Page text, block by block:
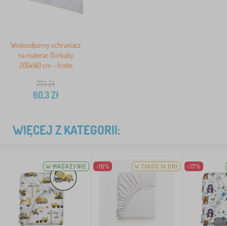
Wodoodporny ochraniacz
na materac Ourbaby
200x140 cm - frotte
77,1Zł
60,3Zł
WIĘCEJ Z KATEGORII:
W MAGAZYNIE -16% W CIĄGU 14 DNI -17%